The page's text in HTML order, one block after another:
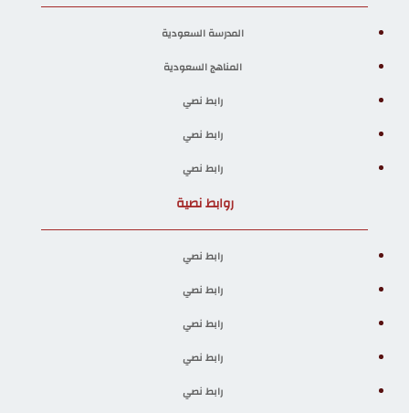
المدرسة السعودية
المناهج السعودية
رابط نصي
رابط نصي
رابط نصي
روابط نصية
رابط نصي
رابط نصي
رابط نصي
رابط نصي
رابط نصي